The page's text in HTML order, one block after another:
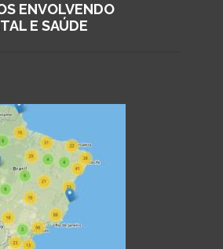
ENVOLVENDO
E SAÚDE